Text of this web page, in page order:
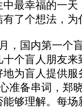
最幸福的一天
有了个想法，
国内第一个
个盲人朋友
为盲人提供
准备串词，郑
够理解。每